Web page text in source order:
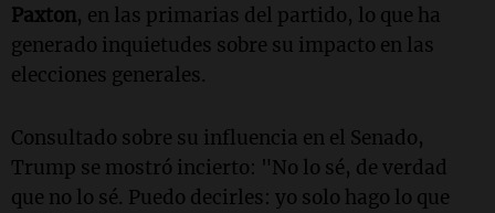
Paxton, en las primarias del partido, lo que ha
generado inquietudes sobre su impacto en las
elecciones generales.
Consultado sobre su influencia en el Senado,
Trump se mostró incierto: "No lo sé, de verdad
que no lo sé. Puedo decirles: yo solo hago lo que